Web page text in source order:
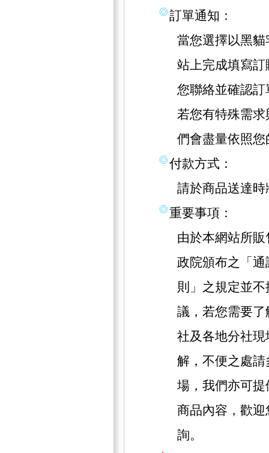
訂單通知：
當您選擇以黑
站上完成填寫
您聯絡並確認訂
若您有特殊需
們會盡量依照
付款方式：
請於商品送達
重要事項：
由於本網站所
政院頒布之「
則」之規定並
議，若您需要
社及各地分社
解，不便之處
場，我們亦可
商品內容，歡
詢。